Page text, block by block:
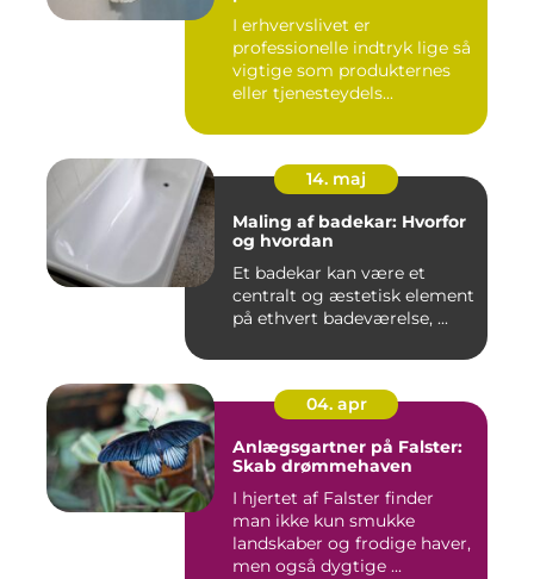
I erhvervslivet er
professionelle indtryk lige så
vigtige som produkternes
eller tjenesteydels...
14. maj
Maling af badekar: Hvorfor
og hvordan
Et badekar kan være et
centralt og æstetisk element
på ethvert badeværelse, ...
04. apr
Anlægsgartner på Falster:
Skab drømmehaven
I hjertet af Falster finder
man ikke kun smukke
landskaber og frodige haver,
men også dygtige ...